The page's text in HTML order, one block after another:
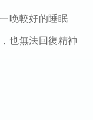
晚較好的睡眠
也無法回復精神